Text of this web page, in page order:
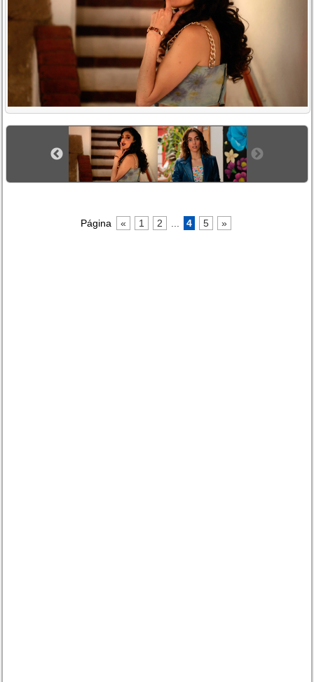
Página « 1 2 4 5 »